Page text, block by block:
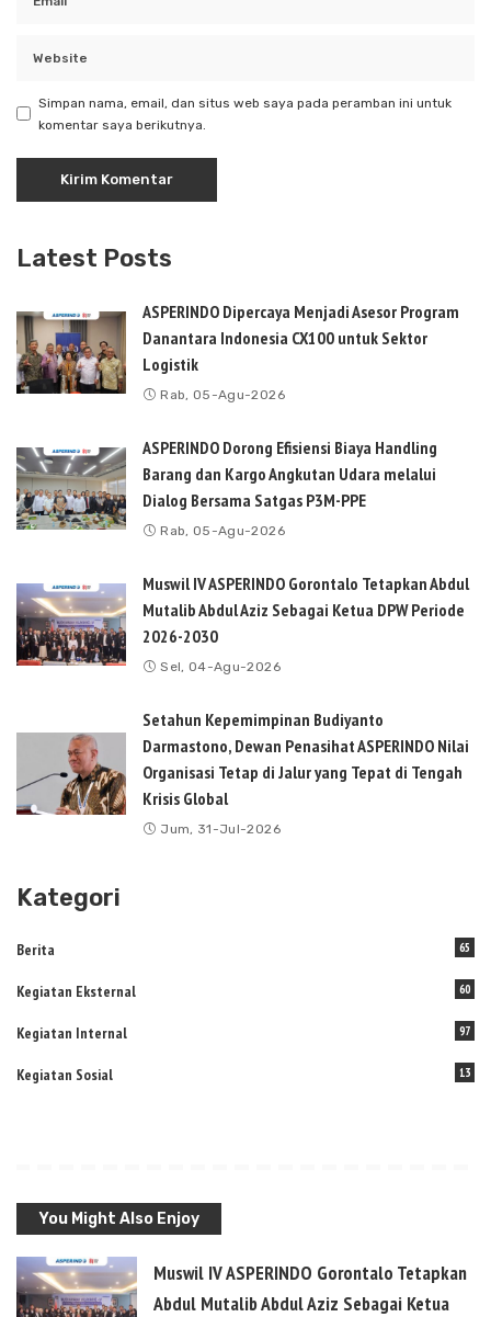
Simpan nama, email, dan situs web saya pada peramban ini untuk
komentar saya berikutnya.
Latest Posts
ASPERINDO Dipercaya Menjadi Asesor Program
Danantara Indonesia CX100 untuk Sektor
Logistik
Rab, 05-Agu-2026
ASPERINDO Dorong Efisiensi Biaya Handling
Barang dan Kargo Angkutan Udara melalui
Dialog Bersama Satgas P3M-PPE
Rab, 05-Agu-2026
Muswil IV ASPERINDO Gorontalo Tetapkan Abdul
Mutalib Abdul Aziz Sebagai Ketua DPW Periode
2026-2030
Sel, 04-Agu-2026
Setahun Kepemimpinan Budiyanto
Darmastono, Dewan Penasihat ASPERINDO Nilai
Organisasi Tetap di Jalur yang Tepat di Tengah
Krisis Global
Jum, 31-Jul-2026
Kategori
Berita 65
Kegiatan Eksternal 60
Kegiatan Internal 97
Kegiatan Sosial 13
You Might Also Enjoy
Muswil IV ASPERINDO Gorontalo Tetapkan
Abdul Mutalib Abdul Aziz Sebagai Ketua